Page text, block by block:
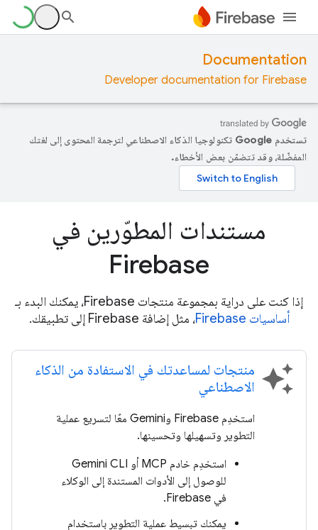
Documentation
Developer documentation for Firebase
تستخدم Google تكنولوجيا الذكاء الاصطناعي لترجمة المحتوى إلى لغتك
المفضّلة، وقد تتضمّن بعض الأخطاء.
مستندات المطوّرين في
Firebase
إذا كنت على دراية بمجموعة منتجات Firebase، يمكنك البدء بـ
أساسيات Firebase
، مثل إضافة Firebase إلى تطبيقك.
auto_awesome منتجات لمساعدتك في الاستفادة من الذكاء
الاصطناعي
استخدِم Firebase وGemini معًا لتسريع عملية
التطوير وتسهيلها وتحسينها.
استخدِم خادم MCP أو Gemini CLI
للوصول إلى الأدوات المستندة إلى الوكلاء
في Firebase.
يمكنك تبسيط عملية التطوير باستخدام